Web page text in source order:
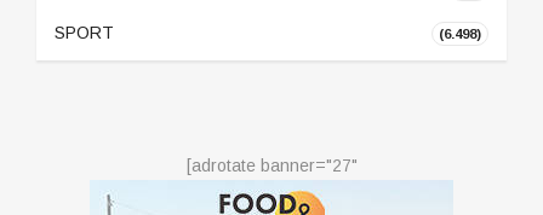
SPORT (6.498)
[adrotate banner="27"